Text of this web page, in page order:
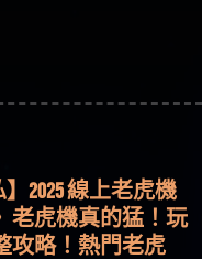
開啟你的高回報
2025 線上老虎機
全的全攻略！
老虎機真的猛！玩
方式！
攻略！熱門老虎